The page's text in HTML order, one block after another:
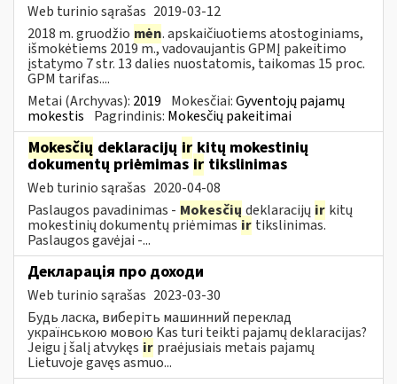
Web turinio sąrašas 2019-03-12
2018 m. gruodžio mėn. apskaičiuotiems atostoginiams,
išmokėtiems 2019 m., vadovaujantis GPMĮ pakeitimo
įstatymo 7 str. 13 dalies nuostatomis, taikomas 15 proc.
GPM tarifas....
Metai (Archyvas): 2019 Mokesčiai:Gyventojų pajamų
mokestis Pagrindinis: Mokesčių pakeitimai
Mokesčių deklaracijų ir kitų mokestinių
dokumentų priėmimasir tikslinimas
Web turinio sąrašas 2020-04-08
Paslaugos pavadinimas - Mokesčių deklaracijų ir kitų
mokestinių dokumentų priėmimasir tikslinimas.
Paslaugos gavėjai -...
Декларація про доходи
Web turinio sąrašas 2023-03-30
Будь ласка, виберіть машинний переклад
українською мовою Kas turi teikti pajamų deklaracijas?
Jeigu į šalį atvykęs ir praėjusiais metais pajamų
Lietuvoje gavęs asmuo...